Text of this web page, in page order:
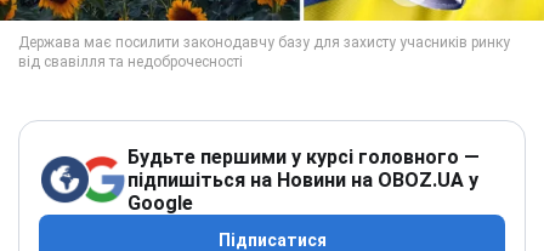
Будьте першими у курсі головного —
підпишіться на Новини на OBOZ.UA у
Google
Підписатися